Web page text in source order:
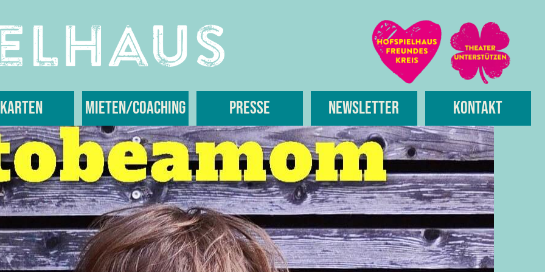
Karten Mieten/Coaching Presse Newsletter Kontakt